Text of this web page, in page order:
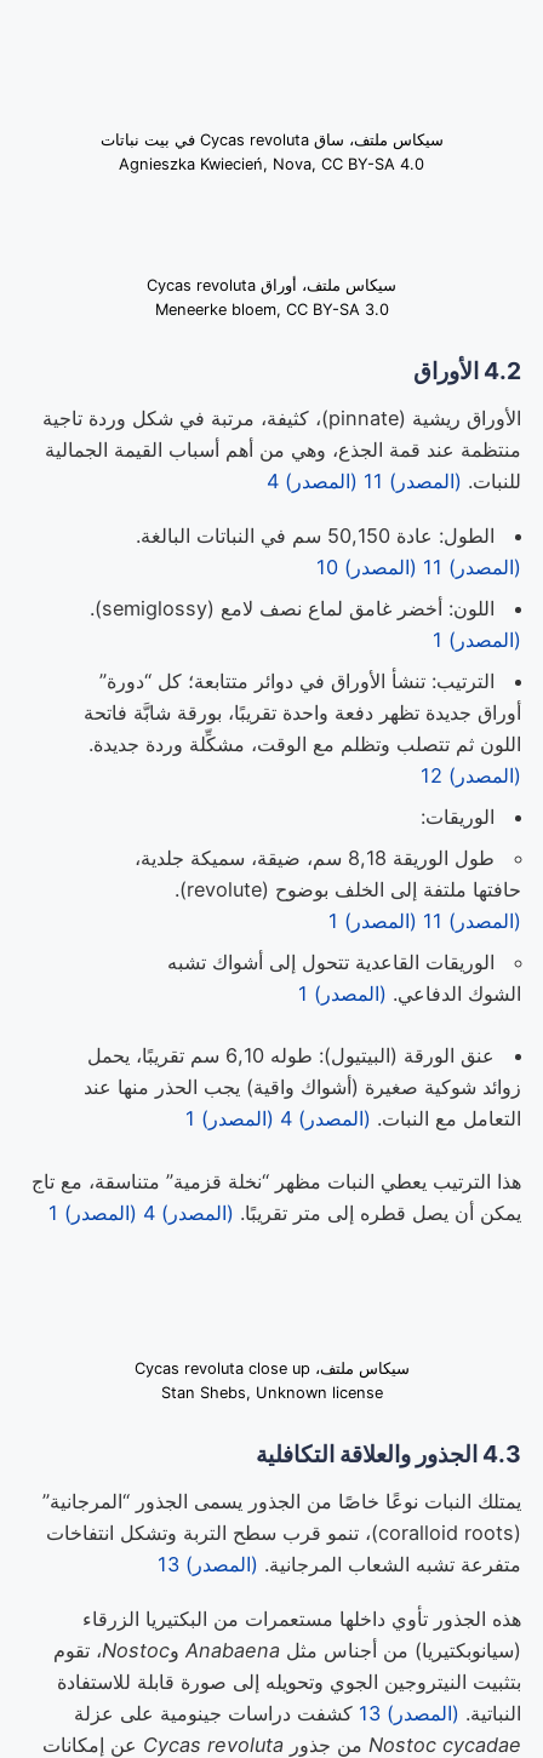
سيكاس ملتف، ساق Cycas revoluta في بيت نباتات
Agnieszka Kwiecień, Nova, CC BY-SA 4.0
سيكاس ملتف، أوراق Cycas revoluta
Meneerke bloem, CC BY-SA 3.0
4.2 الأوراق
الأوراق ريشية (pinnate)، كثيفة، مرتبة في شكل وردة تاجية
منتظمة عند قمة الجذع، وهي من أهم أسباب القيمة الجمالية
للنبات. (المصدر) 11 (المصدر) 4
الطول: عادة 50,150 سم في النباتات البالغة.
(المصدر) 11
(المصدر) 10
اللون: أخضر غامق لماع نصف لامع (semiglossy).
(المصدر) 1
الترتيب: تنشأ الأوراق في دوائر متتابعة؛ كل “دورة”
أوراق جديدة تظهر دفعة واحدة تقريبًا، بورقة شابَّة فاتحة
اللون ثم تتصلب وتظلم مع الوقت، مشكِّلة وردة جديدة.
(المصدر) 12
الوريقات:
طول الوريقة 8,18 سم، ضيقة، سميكة جلدية،
حافتها ملتفة إلى الخلف بوضوح (revolute).
(المصدر) 11
(المصدر) 1
الوريقات القاعدية تتحول إلى أشواك تشبه
الشوك الدفاعي. (المصدر) 1
عنق الورقة (البيتيول): طوله 6,10 سم تقريبًا، يحمل
زوائد شوكية صغيرة (أشواك واقية) يجب الحذر منها عند
التعامل مع النبات. (المصدر) 4 (المصدر) 1
هذا الترتيب يعطي النبات مظهر “نخلة قزمية” متناسقة، مع تاج
يمكن أن يصل قطره إلى متر تقريبًا. (المصدر) 4 (المصدر) 1
سيكاس ملتف، Cycas revoluta close up
Stan Shebs, Unknown license
4.3 الجذور والعلاقة التكافلية
يمتلك النبات نوعًا خاصًا من الجذور يسمى الجذور “المرجانية”
(coralloid roots)، تنمو قرب سطح التربة وتشكل انتفاخات
متفرعة تشبه الشعاب المرجانية. (المصدر) 13
هذه الجذور تأوي داخلها مستعمرات من البكتيريا الزرقاء
(سيانوبكتيريا) من أجناس مثل AnabaenaوNostoc، تقوم
بتثبيت النيتروجين الجوي وتحويله إلى صورة قابلة للاستفادة
النباتية. (المصدر) 13
كشفت دراسات جينومية على عزلة
Nostoc cycadae من جذور Cycas revoluta عن إمكانات